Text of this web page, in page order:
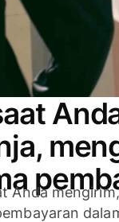
Anda